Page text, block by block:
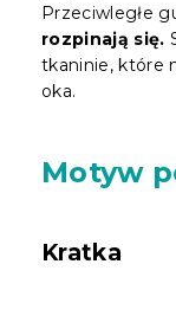
Przeciwległe
rozpinają się.
tkaninie, które
oka.
Motyw
Kratka